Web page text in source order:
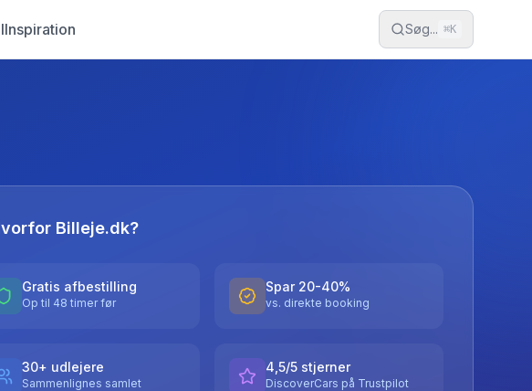
Inspiration Søg... ⌘K
Billeje.dk?
Gratis afbestilling
Op til 48 timer før
Spar 20-40%
vs. direkte booking
30+ udlejere
Sammenlignes samlet
4,5/5 stjerner
DiscoverCars på Trustpilot